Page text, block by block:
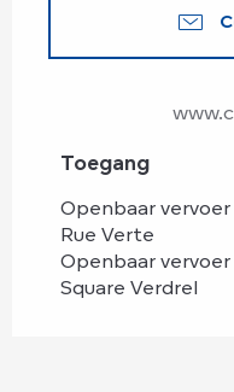
Toegang
Toegang
Openbaar
Rue Verte
Openbaar vervoer
Square Verdrel